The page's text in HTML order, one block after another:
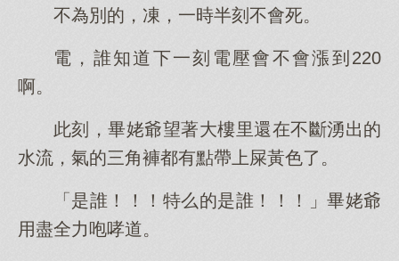
不為別的，凍，一時半刻不會死。
電，誰知道下一刻電壓會不會漲到220
啊。
此刻，畢姥爺望著大樓里還在不斷湧出的
水流，氣的三角褲都有點帶上屎黃色了。
「是誰！！！特么的是誰！！！」畢姥爺
用盡全力咆哮道。